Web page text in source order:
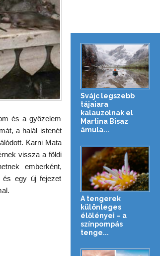
és a győzelem
a halál istenét
Karni Mata
vissza a földi
emberként,
és egy új fejezet
Svájc legszebb
tájaiara
kalauzolnak el
Martina Bisaz
ámula...
A tengerek
különleges
élőlényei – a
színpompás
tenge...